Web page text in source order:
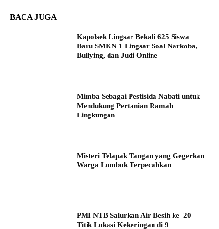
BACA JUGA
Kapolsek Lingsar Bekali 625 Siswa
Baru SMKN 1 Lingsar Soal Narkoba,
Bullying, dan Judi Online
Mimba Sebagai Pestisida Nabati untuk
Mendukung Pertanian Ramah
Lingkungan
Misteri Telapak Tangan yang Gegerkan
Warga Lombok Terpecahkan
PMI NTB Salurkan Air Besih ke 20
Titik Lokasi Kekeringan di 9